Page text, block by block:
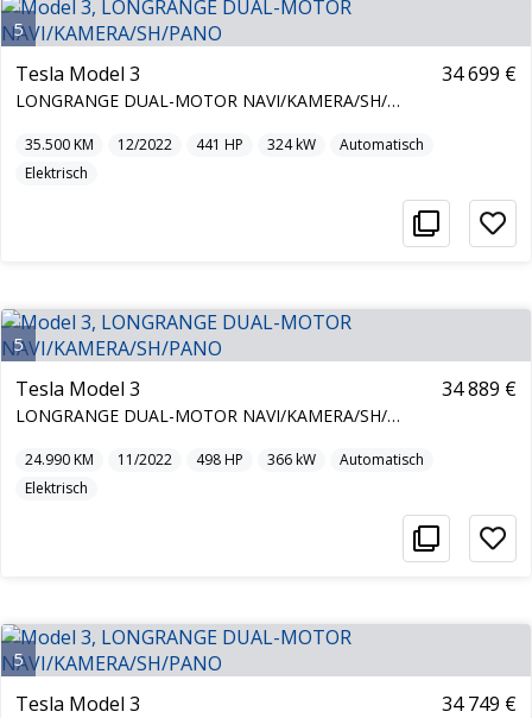
5
Tesla Model 3
LONGRANGE DUAL-MOTOR NAVI/KAMERA/SH/PANO
34 699 €
35.500KM 12/2022 441 HP 324kW
Automatisch
Elektrisch
5
Tesla Model 3
LONGRANGE DUAL-MOTOR NAVI/KAMERA/SH/PANO
34 889 €
24.990KM 11/2022 498HP 366kW
Automatisch
Elektrisch
5
Tesla Model 3 34 749 €